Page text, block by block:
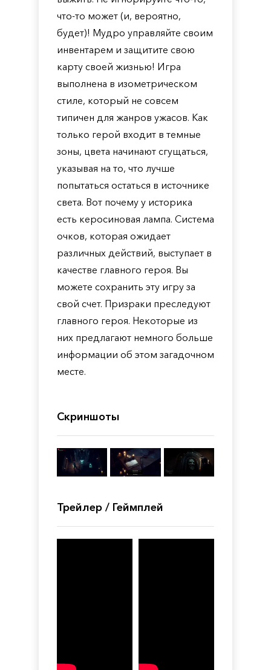
что-то может (и, вероятно,
будет)! Мудро управляйте своим
инвентарем и защитите свою
карту своей жизнью! Игра
выполнена в изометрическом
стиле, который не совсем
типичен для жанров ужасов. Как
только герой входит в темные
зоны, цвета начинают сгущаться,
указывая на то, что лучше
попытаться остаться в источнике
света. Вот почему у историка
есть керосиновая лампа. Система
очков, которая ожидает
различных действий, выступает в
качестве главного героя. Вы
можете сохранить эту игру за
свой счет. Призраки преследуют
главного героя. Некоторые из
них предлагают немного больше
информации об этом загадочном
месте.
Скриншоты
Трейлер / Геймплей